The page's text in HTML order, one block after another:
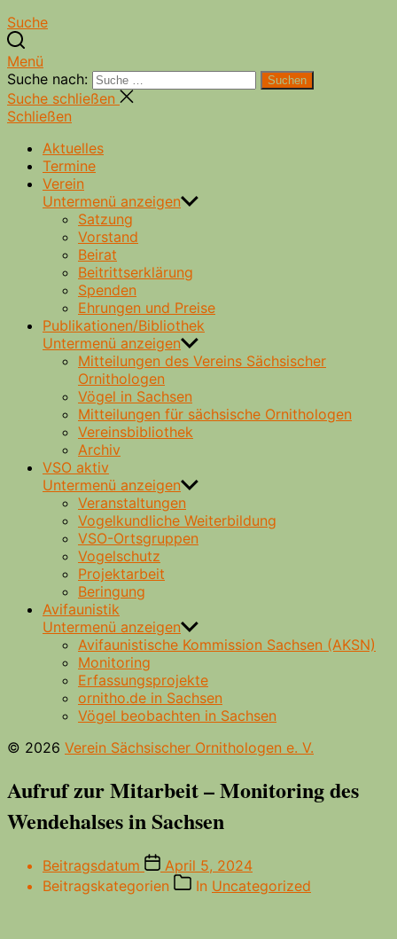
Suche
Menü
Suche nach:
Suchen
Suche schließen
Schließen
Aktuelles
Termine
Verein
Untermenü anzeigen
Satzung
Vorstand
Beirat
Beitrittserklärung
Spenden
Ehrungen und Preise
Publikationen/Bibliothek
Untermenü anzeigen
Mitteilungen des Vereins Sächsischer
Ornithologen
Vögel in Sachsen
Mitteilungen für sächsische Ornithologen
Vereinsbibliothek
Archiv
VSO aktiv
Untermenü anzeigen
Veranstaltungen
Vogelkundliche Weiterbildung
VSO-Ortsgruppen
Vogelschutz
Projektarbeit
Beringung
Avifaunistik
Untermenü anzeigen
Avifaunistische Kommission Sachsen (AKSN)
Monitoring
Erfassungsprojekte
ornitho.de in Sachsen
Vögel beobachten in Sachsen
© 2026 Verein Sächsischer Ornithologen e. V.
Aufruf zur Mitarbeit – Monitoring des
Wendehalses in Sachsen
Beitragsdatum
April 5, 2024
Beitragskategorien
In Uncategorized